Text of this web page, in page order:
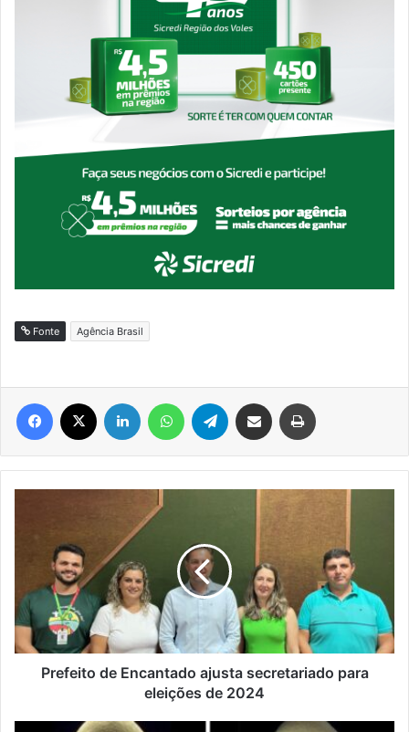
Fonte Agência Brasil
Facebook Linkedin WhatsAppTelegram Compartilhar via e-mail
secretariado
para
eleições
de
2024
Prefeito de Encantado ajusta secretariado para
eleições de 2024